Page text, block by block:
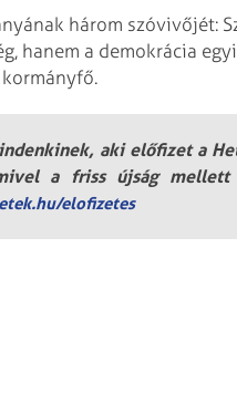
három szóvivőjét:
hanem a demokrácia
aki előfizet a
a friss újság
elofizetes